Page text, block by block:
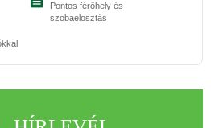
Pontos férőhely és
szobaelosztás